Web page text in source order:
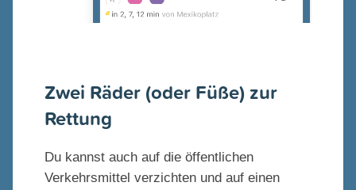
Zwei Räder (oder Füße) zur
Rettung
Du kannst auch auf die öffentlichen
Verkehrsmittel verzichten und auf einen